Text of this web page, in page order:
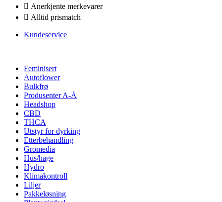
Anerkjente merkevarer
Alltid prismatch
Kundeservice
Feminisert
Autoflower
Bulkfrø
Produsenter A-Å
Headshop
CBD
THCA
Utstyr for dyrking
Etterbehandling
Gromedia
Hus/hage
Hydro
Klimakontroll
Liljer
Pakkeløsning